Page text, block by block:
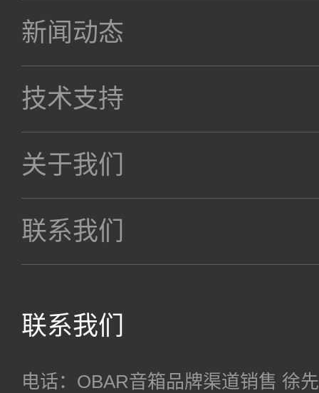
新闻动态
技术支持
关于我们
联系我们
联系我们
电话：OBAR音箱品牌渠道销售 徐